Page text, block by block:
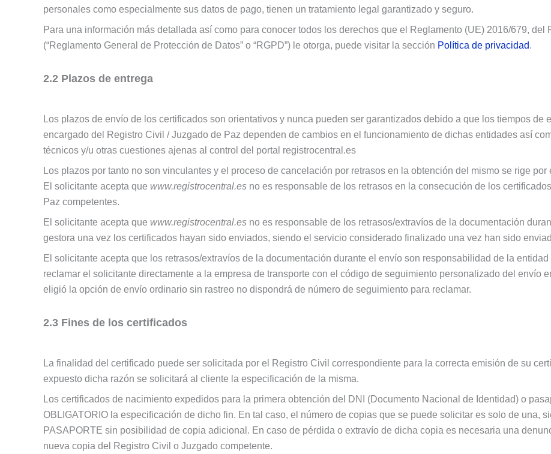
personales como especialmente sus datos de pago, tienen un tratamiento legal garantizado y seguro.
Para una información más detallada así como para conocer todos los derechos que el Reglamento (UE) 2016/679, del
(“Reglamento General de Protección de Datos” o “RGPD”) le otorga, puede visitar la sección Política de privacidad.
2.2 Plazos de entrega
Los plazos de envío de los certificados son orientativos y nunca pueden ser garantizados debido a que los tiempos de
encargado del Registro Civil / Juzgado de Paz dependen de cambios en el funcionamiento de dichas entidades así
técnicos y/u otras cuestiones ajenas al control del portal registrocentral.es
Los plazos por tanto no son vinculantes y el proceso de cancelación por retrasos en la obtención del mismo se rige
El solicitante acepta que www.registrocentral.es no es responsable de los retrasos en la consecución de los
Paz competentes.
El solicitante acepta que www.registrocentral.es no es responsable de los retrasos/extravíos de la documentación
gestora una vez los certificados hayan sido enviados, siendo el servicio considerado finalizado una vez han sido
El solicitante acepta que los retrasos/extravíos de la documentación durante el envío son responsabilidad de la
reclamar el solicitante directamente a la empresa de transporte con el código de seguimiento personalizado del envío
eligió la opción de envío ordinario sin rastreo no dispondrá de número de seguimiento para reclamar.
2.3 Fines de los certificados
La finalidad del certificado puede ser solicitada por el Registro Civil correspondiente para la correcta emisión de su
expuesto dicha razón se solicitará al cliente la especificación de la misma.
Los certificados de nacimiento expedidos para la primera obtención del DNI (Documento Nacional de Identidad) o
OBLIGATORIO la especificación de dicho fin. En tal caso, el número de copias que se puede solicitar es solo de una,
PASAPORTE sin posibilidad de copia adicional. En caso de pérdida o extravío de dicha copia es necesaria una
nueva copia del Registro Civil o Juzgado competente.